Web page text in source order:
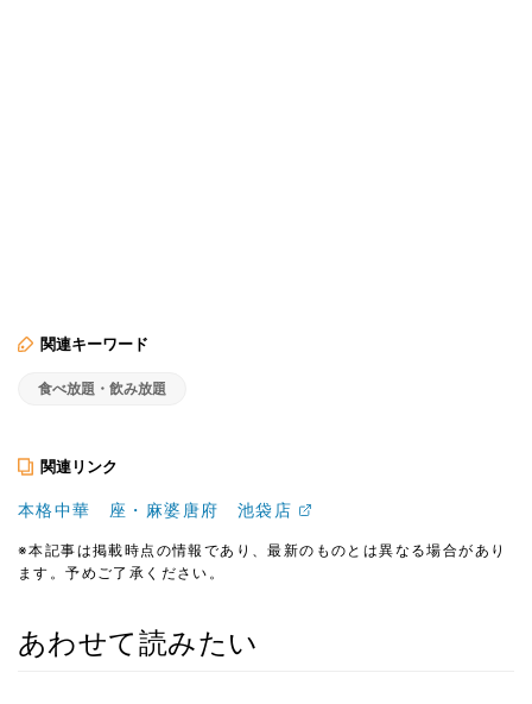
関連キーワード
食べ放題・飲み放題
関連リンク
本格中華 座・麻婆唐府 池袋店
※本記事は掲載時点の情報であり、最新のものとは異なる場合があり
ます。予めご了承ください。
あわせて読みたい